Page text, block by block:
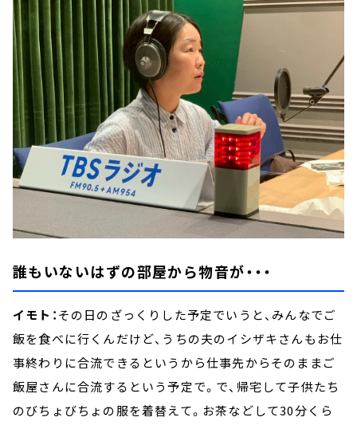
誰もいないはずの部屋から物音が・・・
イモト：その日のざっくりした予定でいうと、みんなでご
飯を食べに行くんだけど、うちの夫のイシザキさんもお仕
事終わりに合流できるというから仕事先からそのままご
飯屋さんに合流するという予定で。で、帰宅して子供たち
のびちょびちょの服を着替えて。お茶などして30分くら